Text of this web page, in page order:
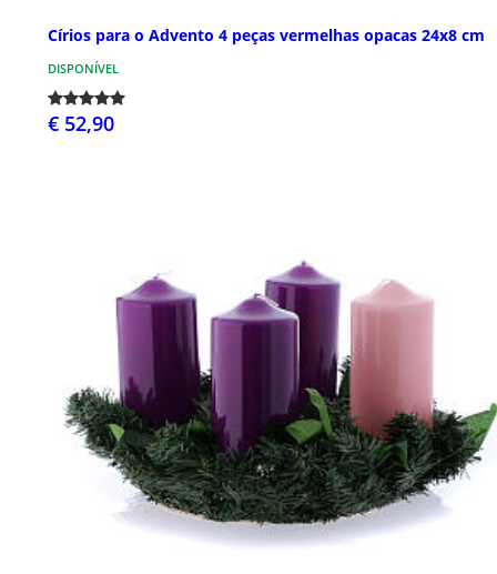
Círios para o Advento 4 peças vermelhas opacas 24x8 cm
DISPONÍVEL
€ 52,90